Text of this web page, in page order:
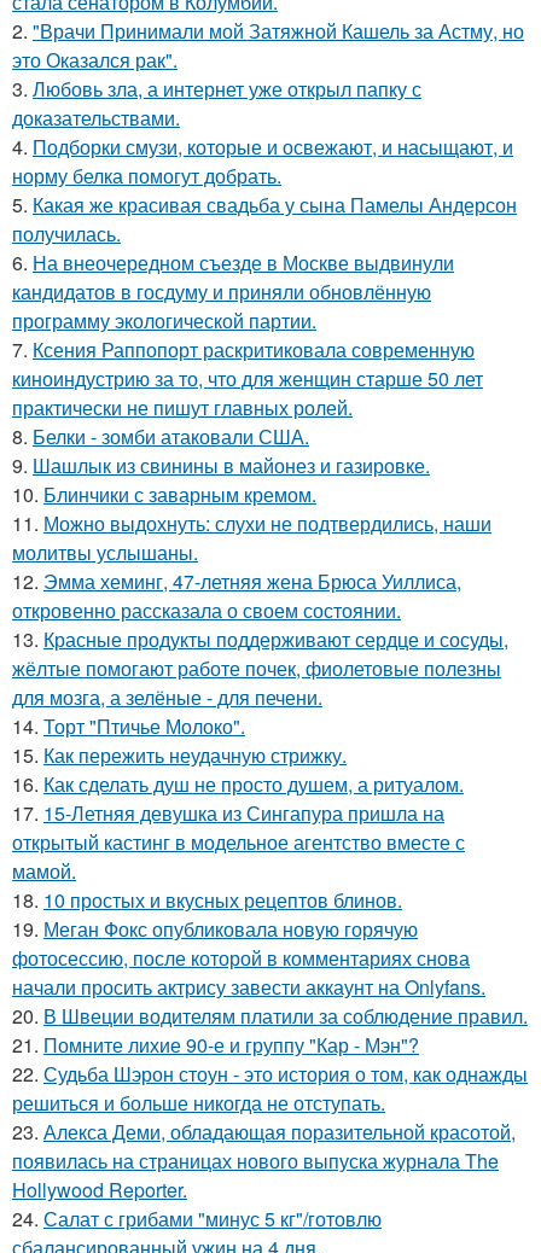
2. "Врачи Принимали мой Затяжной Кашель за Астму, но
это Оказался рак".
3. Любовь зла, а интернет уже открыл папку с
доказательствами.
4. Подборки смузи, которые и освежают, и насыщают, и
норму белка помогут добрать.
5. Какая же красивая свадьба у сына Памелы Андерсон
получилась.
6. На внеочередном съезде в Москве выдвинули
кандидатов в госдуму и приняли обновлённую
программу экологической партии.
7. Ксения Раппопорт раскритиковала современную
киноиндустрию за то, что для женщин старше 50 лет
практически не пишут главных ролей.
8. Белки - зомби атаковали США.
9. Шашлык из свинины в майонез и газировке.
10. Блинчики с заварным кремом.
11. Можно выдохнуть: слухи не подтвердились, наши
молитвы услышаны.
12. Эмма хеминг, 47-летняя жена Брюса Уиллиса,
откровенно рассказала о своем состоянии.
13. Красные продукты поддерживают сердце и сосуды,
жёлтые помогают работе почек, фиолетовые полезны
для мозга, а зелёные - для печени.
14. Торт "Птичье Молоко".
15. Как пережить неудачную стрижку.
16. Как сделать душ не просто душем, а ритуалом.
17. 15-Летняя девушка из Сингапура пришла на
открытый кастинг в модельное агентство вместе с
мамой.
18. 10 простых и вкусных рецептов блинов.
19. Меган Фокс опубликовала новую горячую
фотосессию, после которой в комментариях снова
начали просить актрису завести аккаунт на Onlyfans.
20. В Швеции водителям платили за соблюдение правил.
21. Помните лихие 90-е и группу "Кар - Мэн"?
22. Судьба Шэрон стоун - это история о том, как однажды
решиться и больше никогда не отступать.
23. Алекса Деми, обладающая поразительной красотой,
появилась на страницах нового выпуска журнала The
Hollywood Reporter.
24. Салат с грибами "минус 5 кг"/готовлю